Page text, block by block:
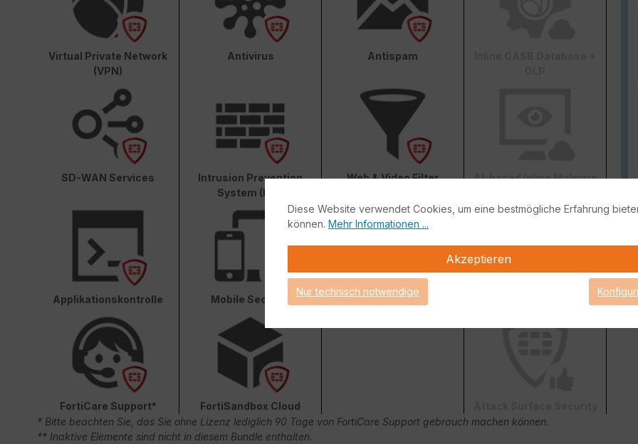
Virtual Private Network
(VPN)
Antivirus Antispam
SD-WAN Services
Intrusion Prevention
System (IPS)
Web & Video Filter
AI-based Inline Malware
Applikationskontrolle Mobile Security
FortiCare Support* FortiSandbox Cloud
* Bitte beachten Sie, das Sie ohne Lizenz lediglich 90 Tage von FortiCare Support gebrauch machen können.
** Inaktive Elemente sind nicht in diesem Bundle enthalten.
Diese Website verwendet Cookies, um eine bestmögliche Erfahrung
können. Mehr Informationen ...
Akzeptieren
Nur technisch notwendige